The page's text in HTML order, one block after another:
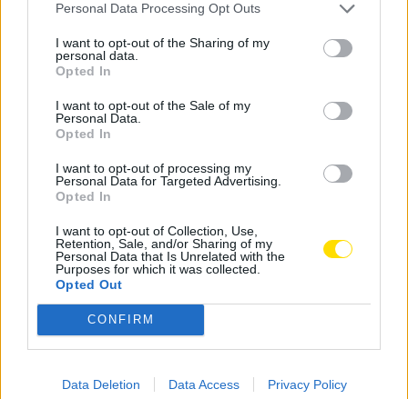
Personal Data Processing Opt Outs
I want to opt-out of the Sharing of my
personal data.
Opted In
I want to opt-out of the Sale of my
Personal Data.
Opted In
I want to opt-out of processing my
Personal Data for Targeted Advertising.
Opted In
I want to opt-out of Collection, Use,
Retention, Sale, and/or Sharing of my
Personal Data that Is Unrelated with the
Purposes for which it was collected.
Opted Out
CONFIRM
Data Deletion Data Access Privacy Policy
Leões de Faro. O ponta de lança tem 15 tentos, nos 59
jogos realizados na anterior passagem pelo Farense.
Rui Costa nasceu para o futebol no FC Famalicão. Do
seu currículo constam, por exemplo, passagens pelo
Varzim, Portimonense, Deportivo, Porto e Santa Clara.
avançado famalicão
futebol
rui costa
Notícias Populares